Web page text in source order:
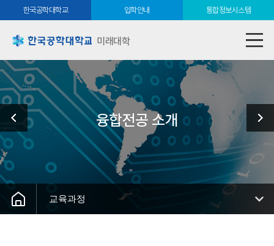
한국공학대학교 입학안내 통합정보시스템
미래대학
융합전공 소개
교육과정